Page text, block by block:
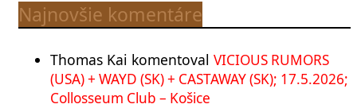
Najnovšie komentáre
Thomas Kai komentoval VICIOUS RUMORS
(USA) + WAYD (SK) + CASTAWAY (SK); 17.5.2026;
Collosseum Club – Košice